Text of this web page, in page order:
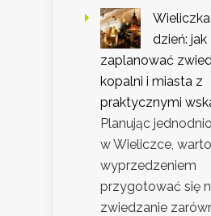
dzień: jak
zaplanować
kopalni i miasta z
praktycznymi
Planując
w Wieliczce,
wyprzedzeniem
przygotować się
zwiedzanie